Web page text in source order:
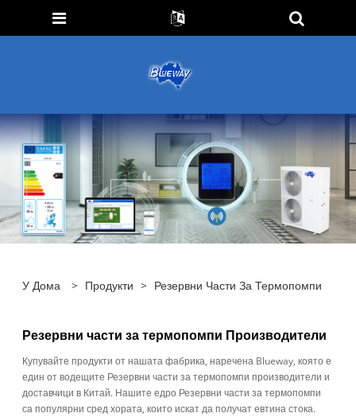
У Дома > Продукти > Резервни Части За Термопомпи
Резервни части за термопомпи Производители
Купувайте продукти от нашата фабрика, наречена Blueway, която е
един от водещите Резервни части за термопомпи производители и
доставчици в Китай. Нашите едро Резервни части за термопомпи
са популярни сред хората, които искат да получат евтина стока.